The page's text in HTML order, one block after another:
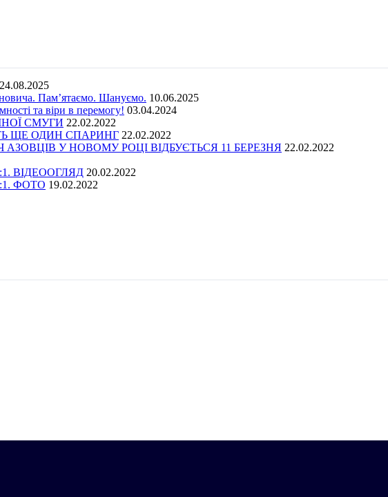
24.08.2025
Пам’ятаємо. Шануємо. 10.06.2025
та віри в перемогу! 03.04.2024
СМУГИ 22.02.2022
ЩЕ ОДИН СПАРИНГ 22.02.2022
У НОВОМУ РОЦІ ВІДБУЄТЬСЯ 11 БЕРЕЗНЯ 22.02.2022
ВІДЕООГЛЯД 20.02.2022
ФОТО 19.02.2022